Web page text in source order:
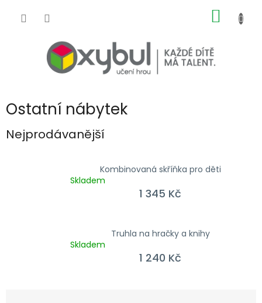
Ostatní nábytek
Nejprodávanější
Kombinovaná skříňka pro děti
Skladem
1 345 Kč
Truhla na hračky a knihy
Skladem
1 240 Kč